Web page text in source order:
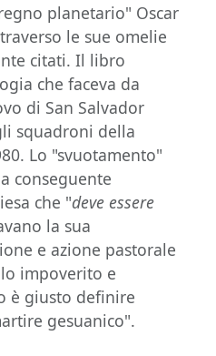
planetario" Oscar
le sue omelie
citati. Il libro
che faceva da
di San Salvador
squadroni della
Lo "svuotamento"
conseguente
che "deve essere
la sua
e azione pastorale
impoverito e
è giusto definire
gesuanico".